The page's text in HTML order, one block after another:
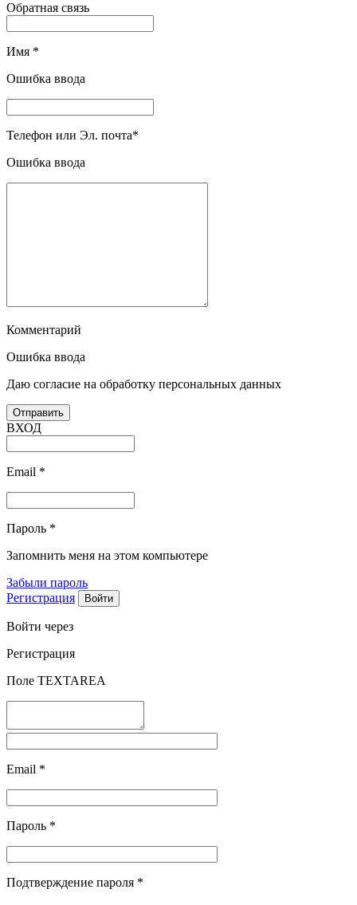
Обратная связь
Имя *
Ошибка ввода
Телефон или Эл. почта*
Ошибка ввода
Комментарий
Ошибка ввода
Даю согласие на обработку персональных данных
ВХОД
Email *
Пароль *
Запомнить меня на этом компьютере
Забыли пароль
Регистрация
Войти через
Регистрация
Поле TEXTAREA
Email *
Пароль *
Подтверждение пароля *